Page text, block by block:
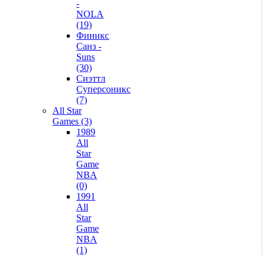
-
NOLA
(19)
Финикс
Санз -
Suns
(30)
Сиэттл
Суперсоникс
(7)
All Star
Games (3)
1989
All
Star
Game
NBA
(0)
1991
All
Star
Game
NBA
(1)